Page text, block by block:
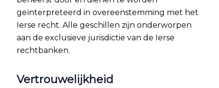
geïnterpreteerd in overeenstemming met het
Ierse recht. Alle geschillen zijn onderworpen
aan de exclusieve jurisdictie van de Ierse
rechtbanken.
Vertrouwelijkheid